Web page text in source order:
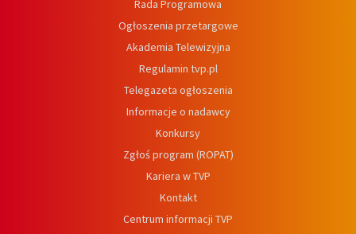
Rada Programowa
Ogłoszenia przetargowe
Akademia Telewizyjna
Regulamin tvp.pl
Telegazeta ogłoszenia
Informacje o nadawcy
Konkursy
Zgłoś program (ROPAT)
Kariera w TVP
Kontakt
Centrum informacji TVP